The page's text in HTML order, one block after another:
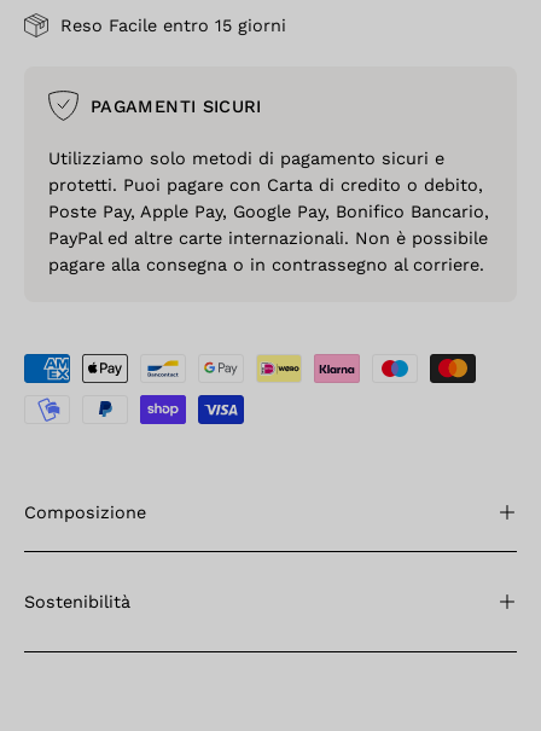
Reso Facile entro 15 giorni
PAGAMENTI SICURI
Utilizziamo solo metodi di pagamento sicuri e
protetti. Puoi pagare con Carta di credito o debito,
Poste Pay, Apple Pay, Google Pay, Bonifico Bancario,
PayPal ed altre carte internazionali. Non è possibile
pagare alla consegna o in contrassegno al corriere.
Composizione
Sostenibilità